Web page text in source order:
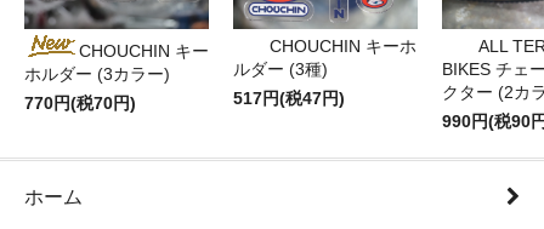
CHOUCHIN キー
ホルダー (3カラー)
770円(税70円)
CHOUCHIN キーホ
ルダー (3種)
517円(税47円)
ALL
BIKES チェ
クター (2カ
990円(税90
ホーム